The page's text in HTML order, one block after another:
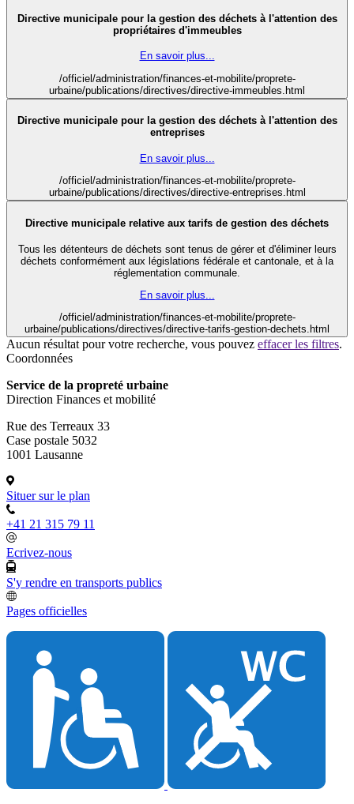
Directive municipale pour la gestion des déchets à l'attention des
propriétaires d'immeubles
En savoir plus...
/officiel/administration/finances-et-mobilite/proprete-
urbaine/publications/directives/directive-immeubles.html
Directive municipale pour la gestion des déchets à l'attention des
entreprises
En savoir plus...
/officiel/administration/finances-et-mobilite/proprete-
urbaine/publications/directives/directive-entreprises.html
Directive municipale relative aux tarifs de gestion des déchets
Tous les détenteurs de déchets sont tenus de gérer et d'éliminer leurs
déchets conformément aux législations fédérale et cantonale, et à la
réglementation communale.
En savoir plus...
/officiel/administration/finances-et-mobilite/proprete-
urbaine/publications/directives/directive-tarifs-gestion-dechets.html
Aucun résultat pour votre recherche, vous pouvez effacer les filtres.
Coordonnées
Service de la propreté urbaine
Direction Finances et mobilité
Rue des Terreaux 33
Case postale 5032
1001 Lausanne
Situer sur le plan
+41 21 315 79 11
Ecrivez-nous
S'y rendre en transports publics
Pages officielles